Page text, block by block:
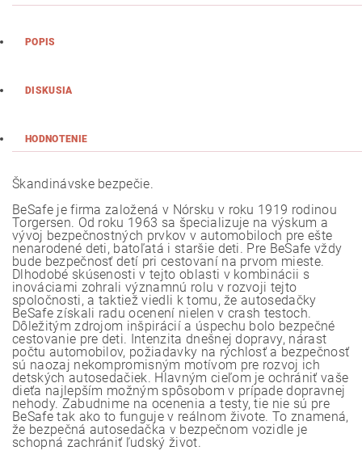
POPIS
DISKUSIA
HODNOTENIE
Škandinávske bezpečie.
BeSafe je firma založená v Nórsku v roku 1919 rodinou
Torgersen. Od roku 1963 sa špecializuje na výskum a
vývoj bezpečnostných prvkov v automobiloch pre ešte
nenarodené deti, batoľatá i staršie deti. Pre BeSafe vždy
bude bezpečnosť detí pri cestovaní na prvom mieste.
Dlhodobé skúsenosti v tejto oblasti v kombinácii s
inováciami zohrali významnú rolu v rozvoji tejto
spoločnosti, a taktiež viedli k tomu, že autosedačky
BeSafe získali radu ocenení nielen v crash testoch.
Dôležitým zdrojom inšpirácií a úspechu bolo bezpečné
cestovanie pre deti. Intenzita dnešnej dopravy, nárast
počtu automobilov, požiadavky na rýchlosť a bezpečnosť
sú naozaj nekompromisným motívom pre rozvoj ich
detských autosedačiek. Hlavným cieľom je ochrániť vaše
dieťa najlepším možným spôsobom v prípade dopravnej
nehody. Zabudnime na ocenenia a testy, tie nie sú pre
BeSafe tak ako to funguje v reálnom živote. To znamená,
že bezpečná autosedačka v bezpečnom vozidle je
schopná zachrániť ľudský život.